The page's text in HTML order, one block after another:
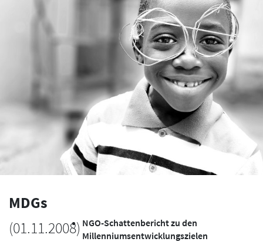
MDGs
(01.11.2008) NGO-Schattenbericht zu den
Millenniumsentwicklungszielen